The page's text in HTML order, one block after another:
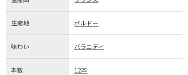
生産地 ボルドー
味わい バラエティ
本数 12本